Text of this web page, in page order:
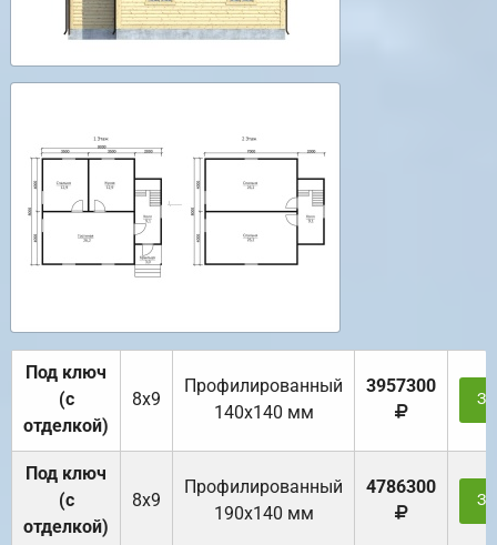
Под ключ
(с
отделкой)
8х9
Профилированный
140х140 мм
3957300
Под ключ
(с
отделкой)
8х9
Профилированный
190х140 мм
4786300